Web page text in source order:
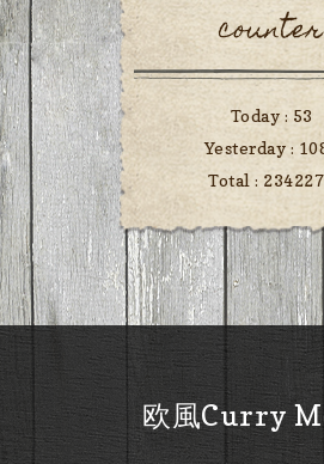
counter
Today : 53
Yesterday :
Total :
欧風Curry